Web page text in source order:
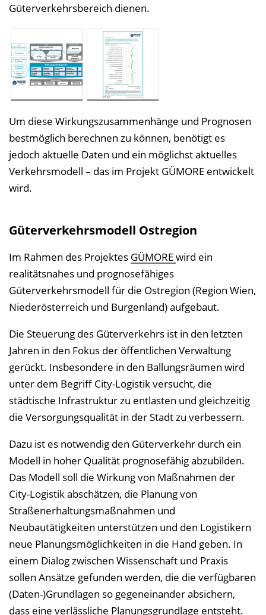
Güterverkehrsbereich dienen.
Um diese Wirkungszusammenhänge und Prognosen
bestmöglich berechnen zu können, benötigt es
jedoch aktuelle Daten und ein möglichst aktuelles
Verkehrsmodell – das im Projekt GÜMORE entwickelt
wird.
Güterverkehrsmodell Ostregion
Im Rahmen des Projektes GÜMOREwird ein
realitätsnahes und prognosefähiges
Güterverkehrsmodell für die Ostregion (Region Wien,
Niederösterreich und Burgenland) aufgebaut.
Die Steuerung des Güterverkehrs ist in den letzten
Jahren in den Fokus der öffentlichen Verwaltung
gerückt. Insbesondere in den Ballungsräumen wird
unter dem Begriff City-Logistik versucht, die
städtische Infrastruktur zu entlasten und gleichzeitig
die Versorgungsqualität in der Stadt zu verbessern.
Dazu ist es notwendig den Güterverkehr durch ein
Modell in hoher Qualität prognosefähig abzubilden.
Das Modell soll die Wirkung von Maßnahmen der
City-Logistik abschätzen, die Planung von
Straßenerhaltungsmaßnahmen und
Neubautätigkeiten unterstützen und den Logistikern
neue Planungsmöglichkeiten in die Hand geben. In
einem Dialog zwischen Wissenschaft und Praxis
sollen Ansätze gefunden werden, die die verfügbaren
(Daten-)Grundlagen so gegeneinander absichern,
dass eine verlässliche Planungsgrundlage entsteht.